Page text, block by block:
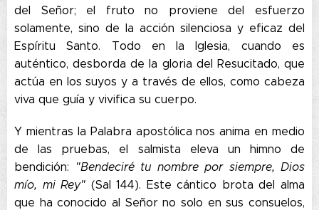
del Señor; el fruto no proviene del esfuerzo
solamente, sino de la acción silenciosa y eficaz del
Espíritu Santo. Todo en la Iglesia, cuando es
auténtico, desborda de la gloria del Resucitado, que
actúa en los suyos y a través de ellos, como cabeza
viva que guía y vivifica su cuerpo.
Y mientras la Palabra apostólica nos anima en medio
de las pruebas, el salmista eleva un himno de
bendición:
"Bendeciré tu nombre por siempre, Dios
mío, mi Rey" (Sal 144). Este cántico brota del alma
que ha conocido al Señor no solo en sus consuelos,